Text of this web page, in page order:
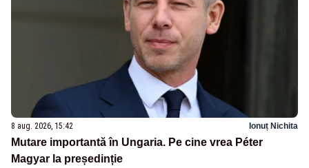
8 aug. 2026, 15:42 Ionuț Nichita
Mutare importantă în Ungaria. Pe cine vrea Péter
Magyar la președinție